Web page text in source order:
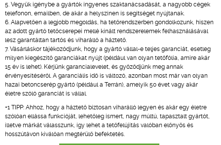
Vegyük igénybe a gyártók ingyenes szaktanácsadását, a nagyobb cégek
telefonon, emailben, de akár a helyszínen is segítséget nyújtanak.
Alapvetően a legjobb megoldás, ha tetőrendszerben gondolkozunk, hiszen
az adott gyártó tetőcserepei mellé kínált rendszerelemek felhasználásával
lesz garantáltan tartós és viharálló a háztető.
Vásárláskor tájékozódjunk, hogy a gyártó vállal-e teljes garanciát, esetleg
milyen kiegészítő garanciákat nyújt (például van olyan tetőfólia, amire akár
15 év is lehet). Kérjünk garancialevelet, és győződjünk meg annak
érvényesítéséről. A garanciális idő is változó, azonban most már van olyan
hazai betoncserép gyártó (például a Terrán), amelyik 50 évet vagy akár
életre szóló garanciát is vállal.
+1 TIPP: Ahhoz, hogy a háztető biztosan viharálló legyen és akár egy életre
szólóan ellássa funkcióját, lehetőleg ismert, nagy múltú, tapasztalt gyártót,
illetve márkát válasszunk, így lehet a tetőfelújítás valóban előnyös és
hosszútávon kiválóan megtérülő befektetés.